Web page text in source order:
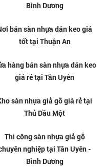
Sàn nhựa dán keo giá rẻ tại Gò